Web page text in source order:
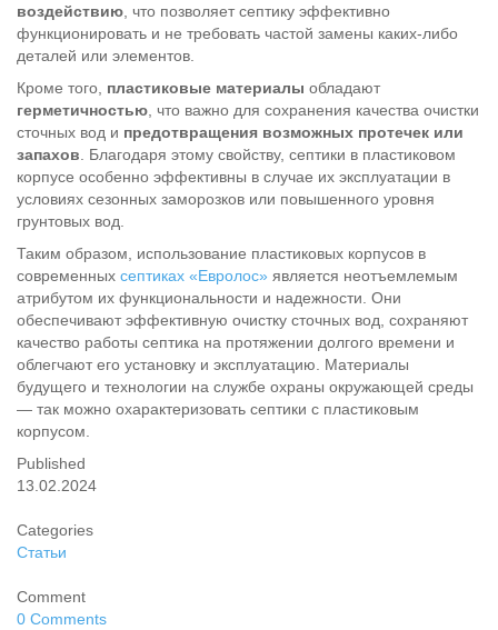
воздействию, что позволяет септику эффективно
функционировать и не требовать частой замены каких-либо
деталей или элементов.
Кроме того, пластиковые материалы обладают
герметичностью, что важно для сохранения качества очистки
сточных вод и предотвращения возможных протечек или
запахов. Благодаря этому свойству, септики в пластиковом
корпусе особенно эффективны в случае их эксплуатации в
условиях сезонных заморозков или повышенного уровня
грунтовых вод.
Таким образом, использование пластиковых корпусов в
современных септиках «Евролос» является неотъемлемым
атрибутом их функциональности и надежности. Они
обеспечивают эффективную очистку сточных вод, сохраняют
качество работы септика на протяжении долгого времени и
облегчают его установку и эксплуатацию. Материалы
будущего и технологии на службе охраны окружающей среды
— так можно охарактеризовать септики с пластиковым
корпусом.
Published
13.02.2024
Categories
Статьи
Comment
0 Comments